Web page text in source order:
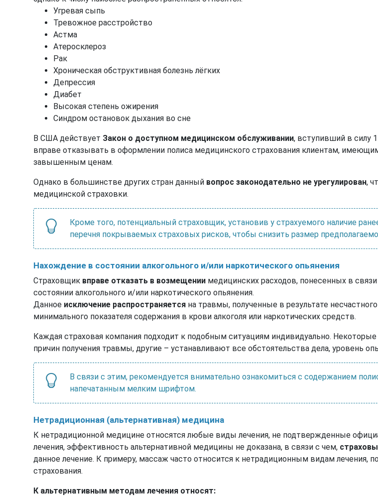
Угревая сыпь
Тревожное расстройство
Астма
Атеросклероз
Рак
Хроническая обструктивная болезнь лёгких
Депрессия
Диабет
Высокая степень ожирения
Синдром остановок дыхания во сне
В США действует Закон о доступном медицинском обслуживании, вступивший в силу
вправе отказывать в оформлении полиса медицинского страхования клиентам,
завышенным ценам.
Однако в большинстве других стран данный вопрос законодательно не урегулирован,
медицинской страховки.
Кроме того, потенциальный страховщик, установив у страхуемого наличие
перечня покрываемых страховых рисков, чтобы снизить размер
Нахождение в состоянии алкогольного и/или наркотического опьянения
Страховщик вправе отказать в возмещении медицинских расходов, понесенных в
состоянии алкогольного и/или наркотического опьянения.
Данное исключение распространяется на травмы, полученные в результате
минимального показателя содержания в крови алкоголя или наркотических средств.
Каждая страховая компания подходит к подобным ситуациям индивидуально.
причин получения травмы, другие – устанавливают все обстоятельства дела, уровень
В связи с этим, рекомендуется внимательно ознакомиться с содержанием
напечатанным мелким шрифтом.
Нетрадиционная (альтернативная) медицина
К нетрадиционной медицине относятся любые виды лечения, не подтвержденные
лечения, эффективность альтернативной медицины не доказана, в связи с чем,
данное лечение. К примеру, массаж часто относится к нетрадиционным видам лечения,
страхования.
К альтернативным методам лечения относят: